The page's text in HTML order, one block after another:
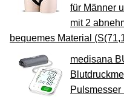
für Männer
mit 2
bequemes Material
medisana
Pulsmesser